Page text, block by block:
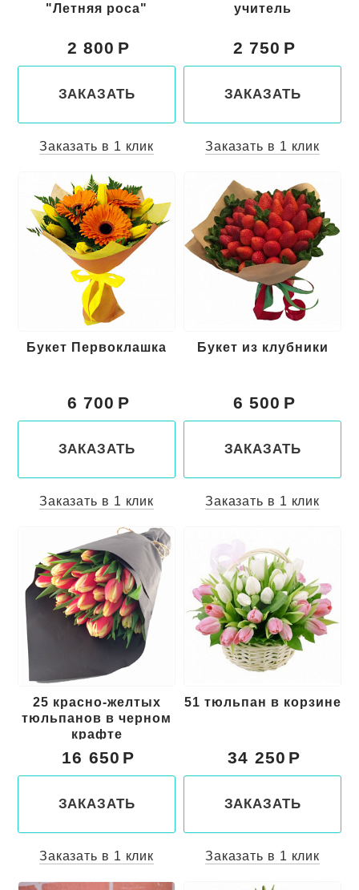
"Летняя роса"
2 800
ЗАКАЗАТЬ
Заказать в 1 клик
учитель
2 750
ЗАКАЗАТЬ
Заказать в 1 клик
Букет Первоклашка
6 700
ЗАКАЗАТЬ
Заказать в 1 клик
Букет из клубники
6 500
ЗАКАЗАТЬ
Заказать в 1 клик
25 красно-желтых
тюльпанов в черном
крафте
16 650
ЗАКАЗАТЬ
Заказать в 1 клик
51 тюльпан в корзине
34 250
ЗАКАЗАТЬ
Заказать в 1 клик